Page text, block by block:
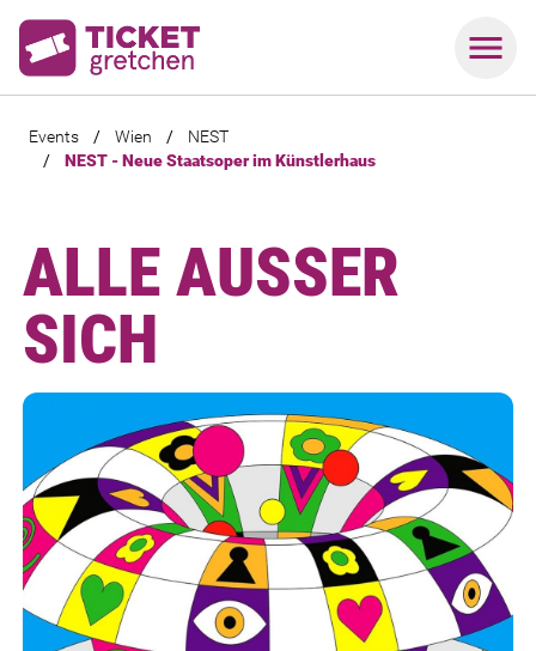
Events / Wien /
NEST
/
NEST - Neue Staatsoper im Künstlerhaus
ALLE AUSSER S
ICH